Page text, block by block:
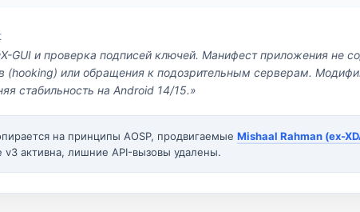
GUI и проверка подписей ключей. Манифест приложения не
(hooking) или обращения к подозрительным серверам.
стабильность на Android 14/15.»
на принципы AOSP, продвигаемые Mishaal Rahman (ex-
v3 активна, лишние API-вызовы удалены.